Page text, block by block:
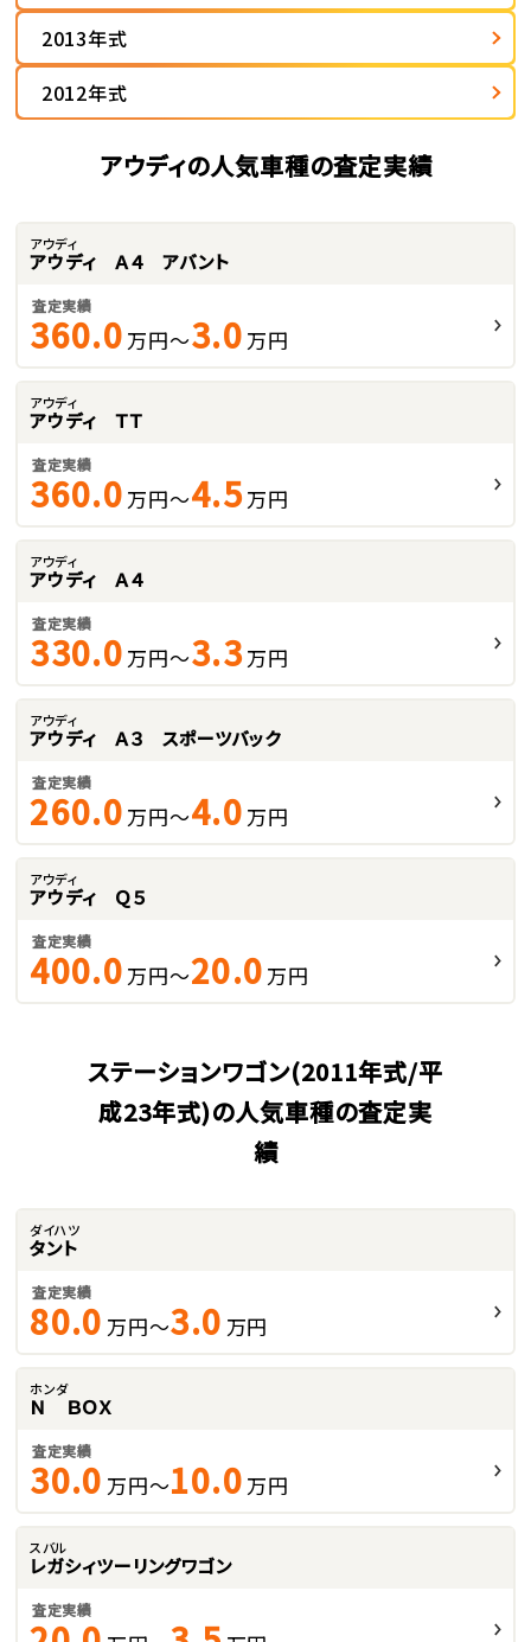
2013年式
2012年式
アウディの人気車種の査定実績
アウディ
アウディ Ａ４ アバント
査定実績
360.0 万円～3.0 万円
アウディ
アウディ ＴＴ
査定実績
360.0 万円～4.5万円
アウディ
アウディ Ａ４
査定実績
330.0 万円～3.3万円
アウディ
アウディ Ａ３ スポーツバック
査定実績
260.0 万円～4.0 万円
アウディ
アウディ Ｑ５
査定実績
400.0 万円～20.0 万円
ステーションワゴン(2011年式/平
成23年式)の人気車種の査定実
績
ダイハツ
タント
査定実績
80.0 万円～3.0 万円
ホンダ
Ｎ ＢＯＸ
査定実績
30.0 万円～10.0 万円
スバル
レガシィツーリングワゴン
査定実績